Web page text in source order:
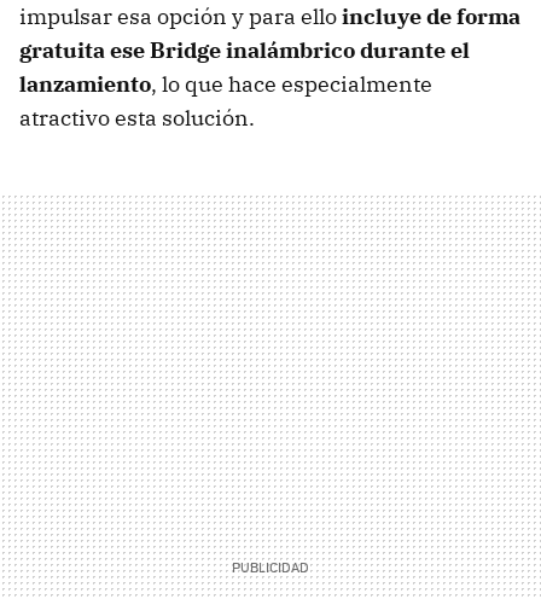
impulsar esa opción y para elloincluye de forma
gratuita ese Bridge inalámbrico durante el
lanzamiento, lo que hace especialmente
atractivo esta solución.